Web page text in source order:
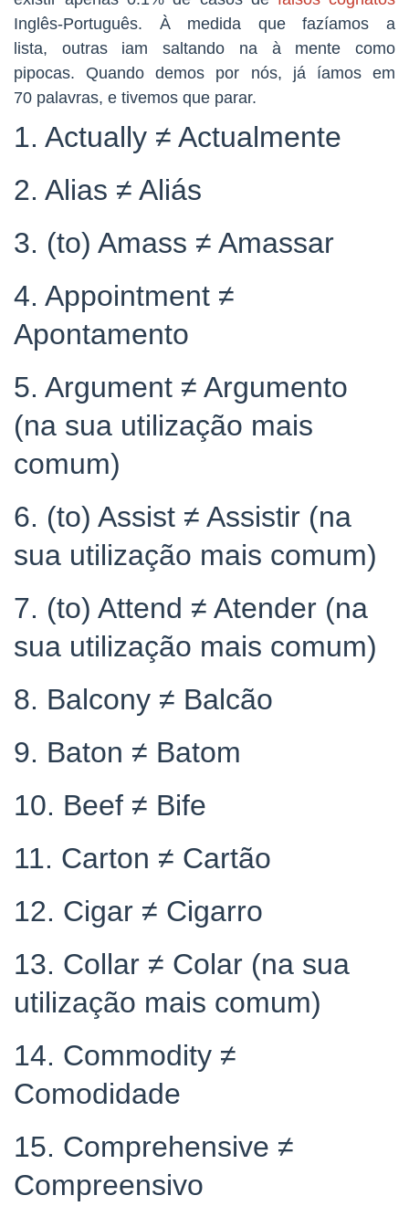
Inglês-Português. À medida que fazíamos a
lista, outras iam saltando na à mente como
pipocas. Quando demos por nós, já íamos em
70 palavras, e tivemos que parar.
1. Actually ≠ Actualmente
2. Alias ≠ Aliás
3. (to) Amass ≠ Amassar
4. Appointment ≠
Apontamento
5. Argument ≠ Argumento
(na sua utilização mais
comum)
6. (to) Assist ≠ Assistir (na
sua utilização mais comum)
7. (to) Attend ≠ Atender (na
sua utilização mais comum)
8. Balcony ≠ Balcão
9. Baton ≠ Batom
10. Beef ≠ Bife
11. Carton ≠ Cartão
12. Cigar ≠ Cigarro
13. Collar ≠ Colar (na sua
utilização mais comum)
14. Commodity ≠
Comodidade
15. Comprehensive ≠
Compreensivo